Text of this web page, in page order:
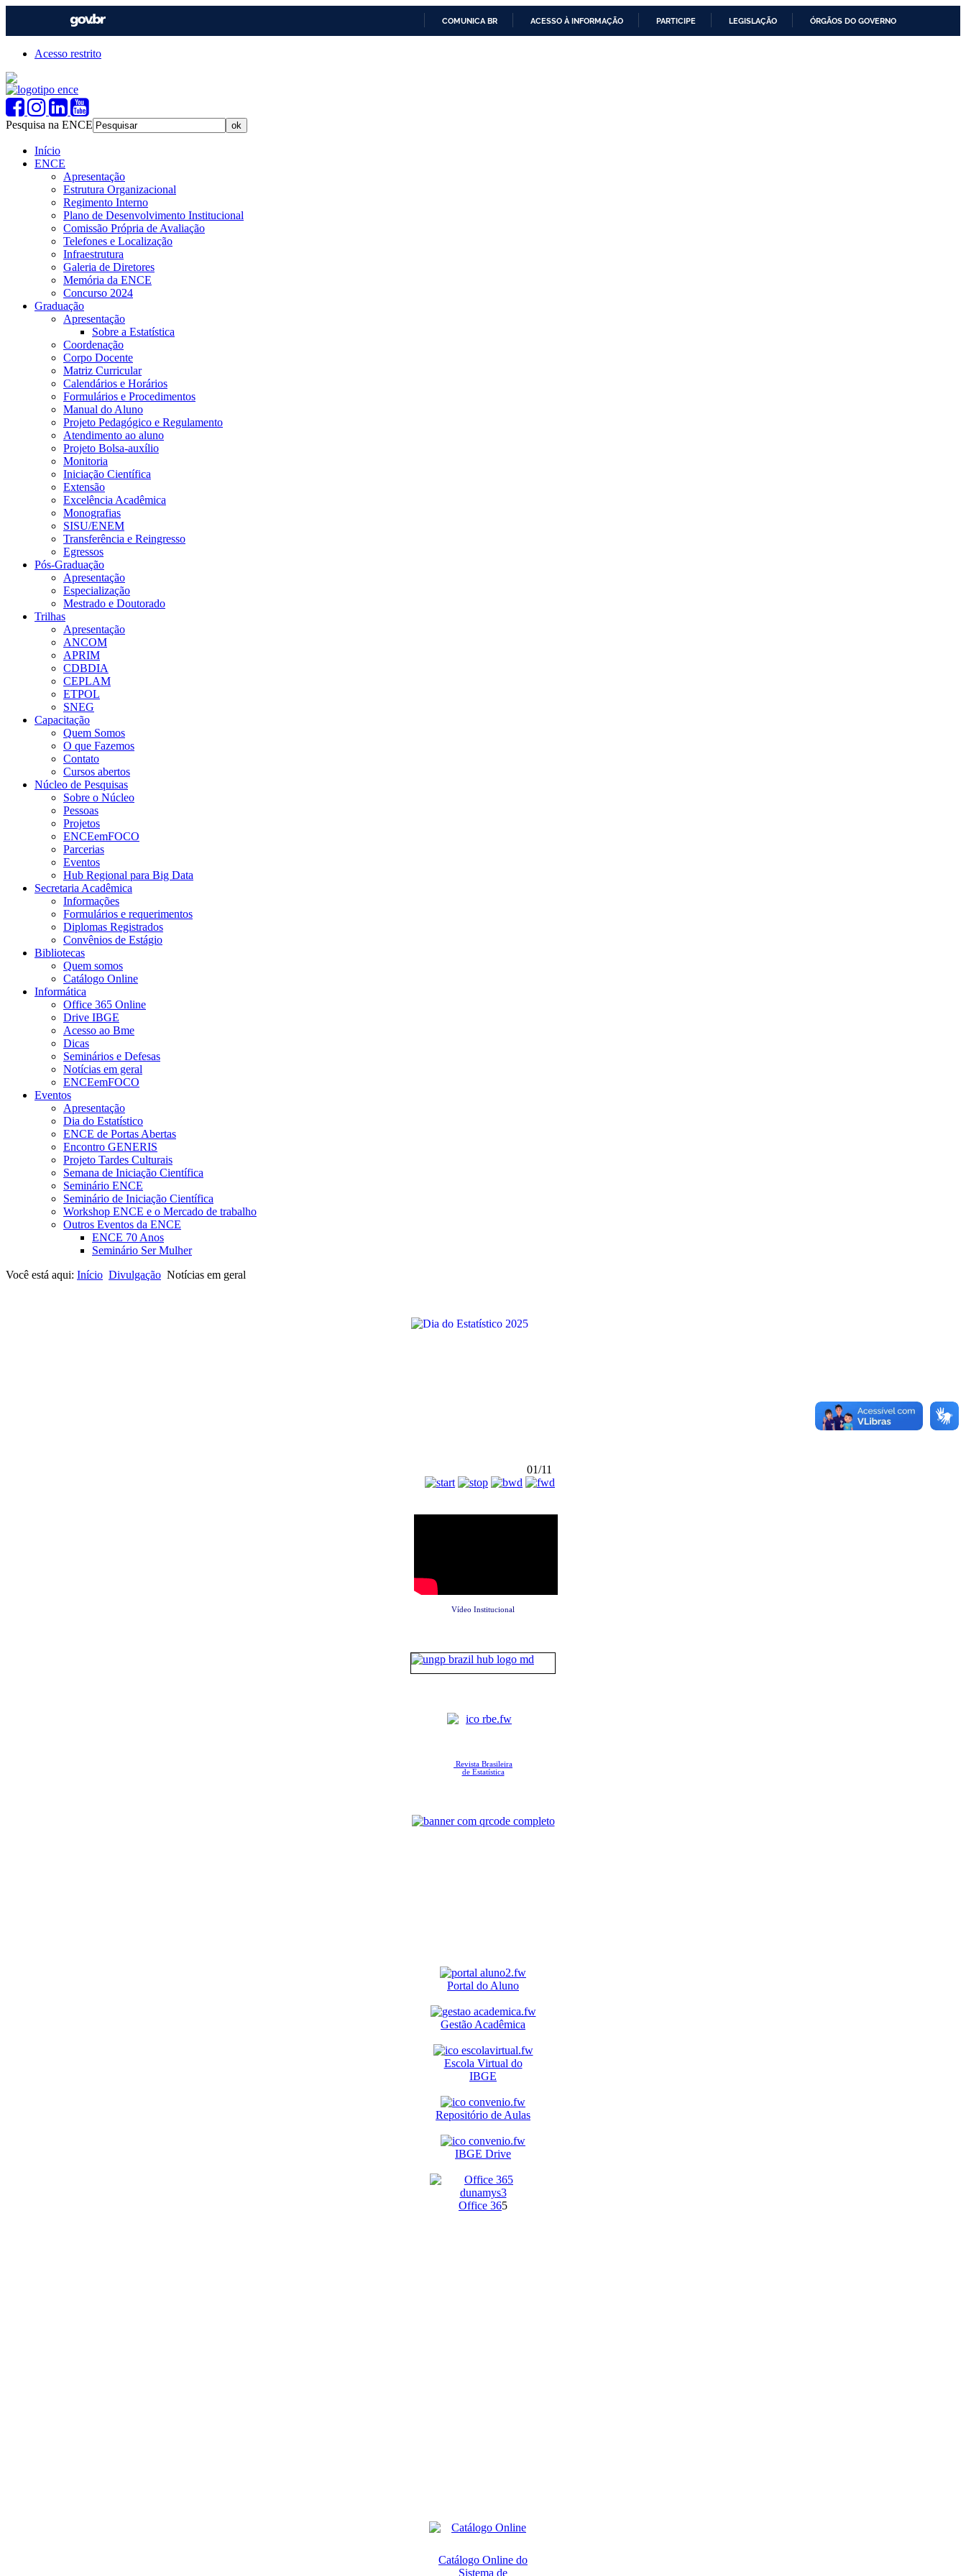
COMUNICA BR ACESSO À INFORMAÇÃO PARTICIPE LEGISLAÇÃO ÓRGÃOS DO GOVERNO
Acesso restrito
Pesquisa na ENCE
Início
ENCE
Apresentação
Estrutura Organizacional
Regimento Interno
Plano de Desenvolvimento Institucional
Comissão Própria de Avaliação
Telefones e Localização
Infraestrutura
Galeria de Diretores
Memória da ENCE
Concurso 2024
Graduação
Apresentação
Sobre a Estatística
Coordenação
Corpo Docente
Matriz Curricular
Calendários e Horários
Formulários e Procedimentos
Manual do Aluno
Projeto Pedagógico e Regulamento
Atendimento ao aluno
Projeto Bolsa-auxílio
Monitoria
Iniciação Científica
Extensão
Excelência Acadêmica
Monografias
SISU/ENEM
Transferência e Reingresso
Egressos
Pós-Graduação
Apresentação
Especialização
Mestrado e Doutorado
Trilhas
Apresentação
ANCOM
APRIM
CDBDIA
CEPLAM
ETPOL
SNEG
Capacitação
Quem Somos
O que Fazemos
Contato
Cursos abertos
Núcleo de Pesquisas
Sobre o Núcleo
Pessoas
Projetos
ENCEemFOCO
Parcerias
Eventos
Hub Regional para Big Data
Secretaria Acadêmica
Informações
Formulários e requerimentos
Diplomas Registrados
Convênios de Estágio
Bibliotecas
Quem somos
Catálogo Online
Informática
Office 365 Online
Drive IBGE
Acesso ao Bme
Dicas
Seminários e Defesas
Notícias em geral
ENCEemFOCO
Eventos
Apresentação
Dia do Estatístico
ENCE de Portas Abertas
Encontro GENERIS
Projeto Tardes Culturais
Semana de Iniciação Científica
Seminário ENCE
Seminário de Iniciação Científica
Workshop ENCE e o Mercado de trabalho
Outros Eventos da ENCE
ENCE 70 Anos
Seminário Ser Mulher
Você está aqui: Início Divulgação Notícias em geral
01/11
Vídeo Institucional
Revista Brasileira
de Estatística
Portal do Aluno
Gestão Acadêmica
Escola Virtual do
IBGE
Repositório de Aulas
IBGE Drive
Office 365
Catálogo Online do
Sistema de